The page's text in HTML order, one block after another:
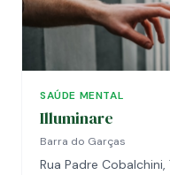
SAÚDE MENTAL
Illuminare
Barra do Garças
Rua Padre